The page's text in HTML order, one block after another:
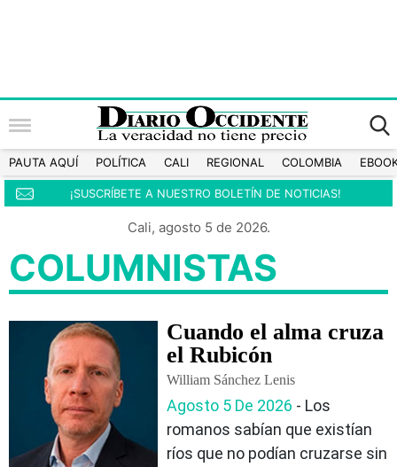
PAUTA AQUÍ POLÍTICA CALI REGIONAL COLOMBIA
¡SUSCRÍBETE A NUESTRO BOLETÍN DE NOTICIAS!
Cali, agosto 5 de 2026.
COLUMNISTAS
Cuando el alma cruza
el Rubicón
William Sánchez Lenis
Agosto 5 De 2026 ‐ Los
romanos sabían que existían
ríos que no podían cruzarse sin